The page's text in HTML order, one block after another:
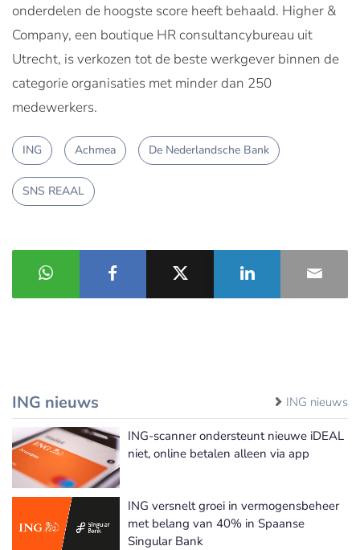
onderdelen de hoogste score heeft behaald. Higher &
Company, een boutique HR consultancybureau uit
Utrecht, is verkozen tot de beste werkgever binnen de
categorie organisaties met minder dan 250
medewerkers.
ING Achmea De Nederlandsche Bank
SNS REAAL
ING nieuws ING nieuws
ING-scanner ondersteunt nieuwe iDEAL
niet, online betalen alleen via app
ING versnelt groei in vermogensbeheer
met belang van 40% in Spaanse
Singular Bank